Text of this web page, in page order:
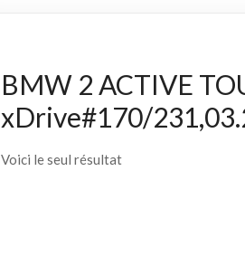
BMW 2 ACTIVE
xDrive#170/
Voici le seul résultat